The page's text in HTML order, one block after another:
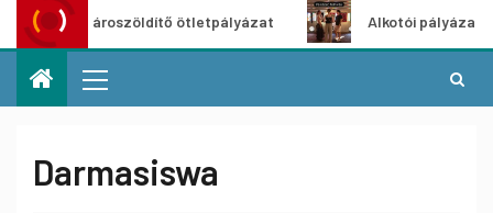
Városzöldítő ötletpályázat Alkotói pályázat
Darmasiswa